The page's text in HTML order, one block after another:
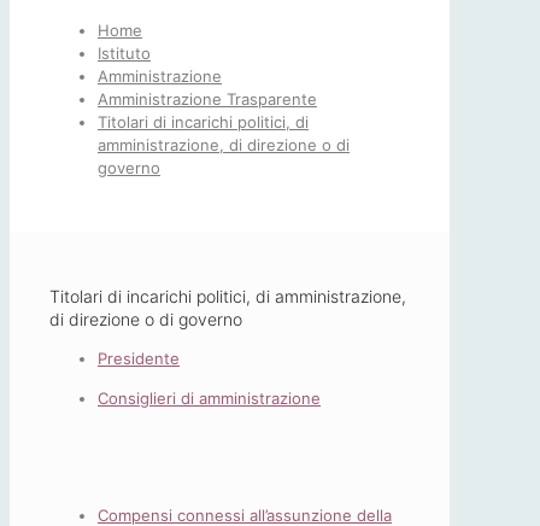
Home
Istituto
Amministrazione
Amministrazione Trasparente
Titolari di incarichi politici, di
amministrazione, di direzione o di
governo
Titolari di incarichi politici, di amministrazione,
di direzione o di governo
Presidente
‎Consiglieri di amministrazione
Compensi connessi all’assunzione della